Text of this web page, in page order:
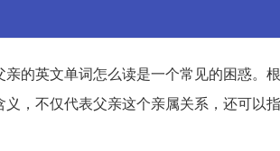
的英文单词怎么读是一个常见的困惑。
，不仅代表父亲这个亲属关系，还可以